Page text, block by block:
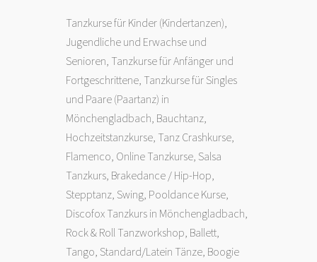
Tanzkurse für Kinder (Kindertanzen),
Jugendliche und Erwachse und
Senioren, Tanzkurse für Anfänger und
Fortgeschrittene, Tanzkurse für Singles
und Paare (Paartanz) in
Mönchengladbach, Bauchtanz,
Hochzeitstanzkurse, Tanz Crashkurse,
Flamenco , Online Tanzkurse, Salsa
Tanzkurs, Brakedance / Hip-Hop
Stepptanz Swing , Pooldance Kurse,
Discofox Tanzkurs in Mönchengladbach,
Rock & Roll Tanzworkshop, Ballett
Tango , Standard/Latein Tänze, Boogie